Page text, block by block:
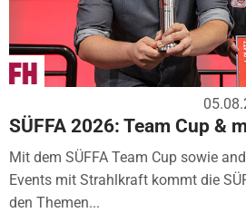
SÜFFA 2026: Team Cup &
Mit dem SÜFFA Team Cup sowie
Events mit Strahlkraft kommt die
den Themen...